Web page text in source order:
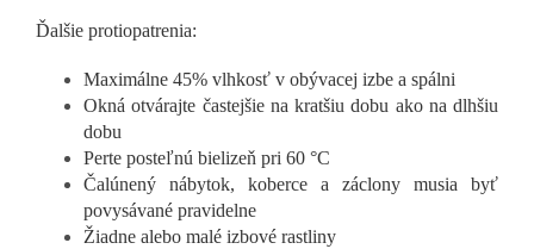
Ďalšie protiopatrenia:
Maximálne 45% vlhkosť v obývacej izbe a spálni
Okná otvárajte častejšie na kratšiu dobu ako na dlhšiu
dobu
Perte posteľnú bielizeň pri 60 °C
Čalúnený nábytok, koberce a záclony musia byť
povysávané pravidelne
Žiadne alebo malé izbové rastliny